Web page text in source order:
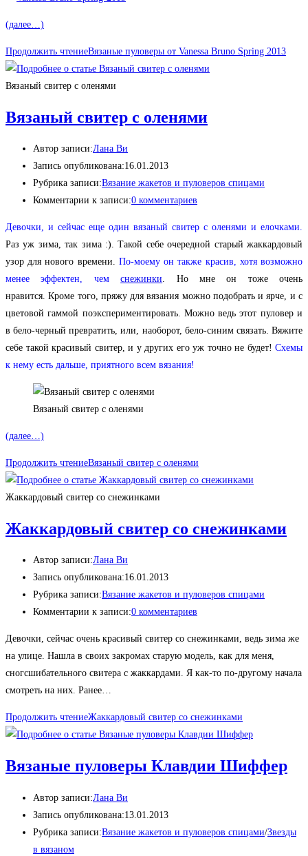
(далее…)
Продолжить чтениеВязаные пуловеры от Vanessa Bruno Spring 2013
Вязаный свитер с оленями
Вязаный свитер с оленями
Автор записи:Лана Ви
Запись опубликована:16.01.2013
Рубрика записи:Вязание жакетов и пуловеров спицами
Комментарии к записи:0 комментариев
Девочки, и сейчас еще один вязаный свитер с оленями и елочками.
Раз уж зима, так зима :). Такой себе очередной старый жаккардовый
узор для нового времени. По-моему он также красив, хотя возможно
менее эффектен, чемснежинки. Но мне он тоже очень
нравится. Кроме того, пряжу для вязания можно подобрать и ярче, и с
цветовой гаммой поэкспериментировать. Можно ведь этот пуловер и
в бело-черный превратить, или, наоборот, бело-синим связать. Вяжите
себе такой красивый свитер, и у других его уж точно не будет! Схемы
к нему есть дальше, приятного всем вязания!
Вязаный свитер с оленями
(далее…)
Продолжить чтениеВязаный свитер с оленями
Жаккардовый свитер со снежинками
Жаккардовый свитер со снежинками
Автор записи:Лана Ви
Запись опубликована:16.01.2013
Рубрика записи:Вязание жакетов и пуловеров спицами
Комментарии к записи:0 комментариев
Девочки, сейчас очень красивый свитер со снежинками, ведь зима же
на улице. Нашла в своих закромах старую модель, как для меня,
сногсшибательного свитера с жаккардами. Я как-то по-другому начала
смотреть на них. Ранее…
Продолжить чтениеЖаккардовый свитер со снежинками
Вязаные пуловеры Клавдии Шиффер
Автор записи:Лана Ви
Запись опубликована:13.01.2013
Рубрика записи:Вязание жакетов и пуловеров спицами/Звезды
в вязаном